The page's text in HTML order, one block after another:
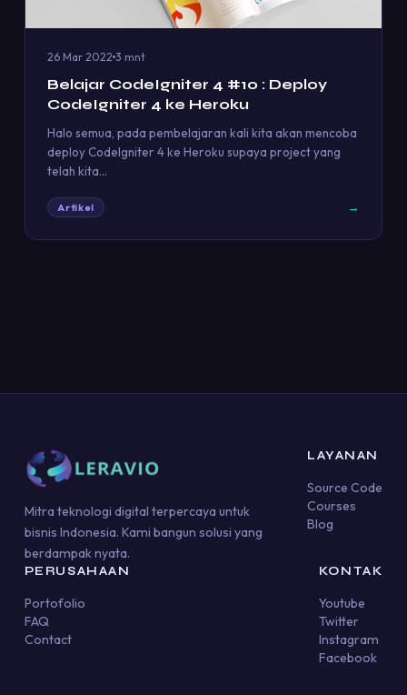
26 Mar 2022 3 mnt
Belajar CodeIgniter 4 #10 : Deploy
CodeIgniter 4 ke Heroku
Halo semua, pada pembelajaran kali kita akan mencoba
deploy CodeIgniter 4 ke Heroku supaya project yang
telah kita…
Artikel →
Mitra teknologi digital terpercaya untuk
bisnis Indonesia. Kami bangun solusi yang
berdampak nyata.
LAYANAN
Source Code
Courses
Blog
PERUSAHAAN
Portofolio
FAQ
Contact
KONTAK
Youtube
Twitter
Instagram
Facebook